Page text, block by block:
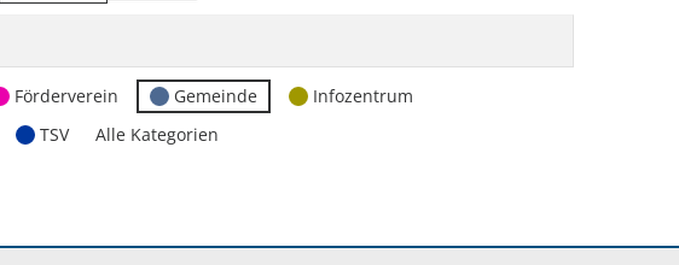
Förderverein Gemeinde
Infozentrum
TSV
Alle Kategorien